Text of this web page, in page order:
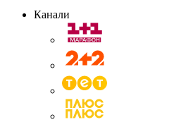
Канали